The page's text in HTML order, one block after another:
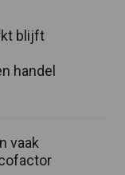
blijft
handel
vaak